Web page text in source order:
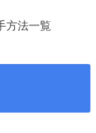
方法一覧